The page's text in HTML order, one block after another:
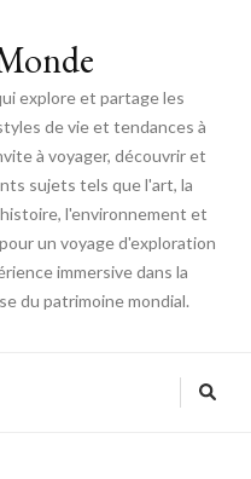
explore et partage les
de vie et tendances à
à voyager, découvrir et
sujets tels que l'art, la
l'environnement et
un voyage d'exploration
immersive dans la
du patrimoine mondial.